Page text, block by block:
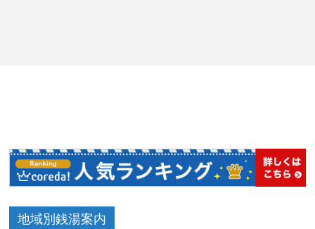
地域別銭湯案内